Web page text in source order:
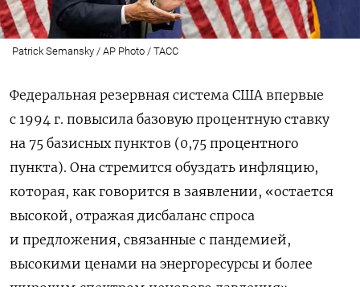
Patrick Semansky / AP Photo / ТАСС
Федеральная резервная система США впервые
с 1994 г. повысила базовую процентную ставку
на 75 базисных пунктов (0,75 процентного
пункта). Она стремится обуздать инфляцию,
которая, как говорится в заявлении, «остается
высокой, отражая дисбаланс спроса
и предложения, связанные с пандемией,
высокими ценами на энергоресурсы и более